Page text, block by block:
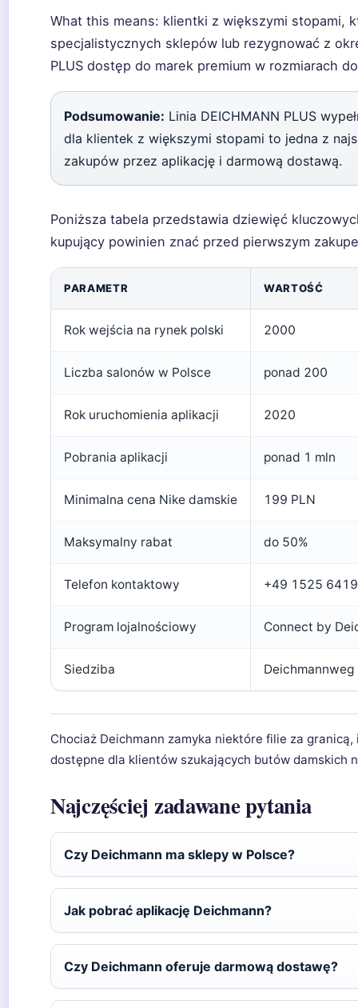
What this means: klientki z większymi stopami,
specjalistycznych sklepów lub rezygnować z
PLUS dostęp do marek premium w rozmiarach
Podsumowanie: Linia DEICHMANN PLUS
dla klientek z większymi stopami to jedna z
zakupów przez aplikację i darmową dostawą.
Poniższa tabela przedstawia dziewięć
kupujący powinien znać przed pierwszym
PARAMETR WARTOŚĆ
Rok wejścia na rynek polski 2000
Liczba salonów w Polsce ponad 200
Rok uruchomienia aplikacji 2020
Pobrania aplikacji ponad 1 mln
Minimalna cena Nike damskie 199 PLN
Maksymalny rabat do 50%
Telefon kontaktowy +49 1525
Program lojalnościowy Connect by
Siedziba
Chociaż Deichmann zamyka niektóre filie za
dostępne dla klientów szukających butów damskich
Najczęściej zadawane pytania
Czy Deichmann ma sklepy w Polsce?
Jak pobrać aplikację Deichmann?
Czy Deichmann oferuje darmową dostawę?